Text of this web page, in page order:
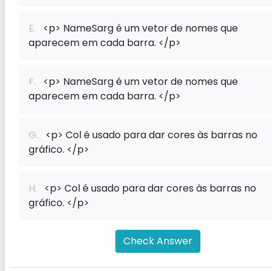
E. <p> NameSarg é um vetor de nomes que
aparecem em cada barra. </p>
F. <p> NameSarg é um vetor de nomes que
aparecem em cada barra. </p>
G. <p> Col ​​é usado para dar cores às barras no
gráfico. </p>
H. <p> Col ​​é usado para dar cores às barras no
gráfico. </p>
Check Answer